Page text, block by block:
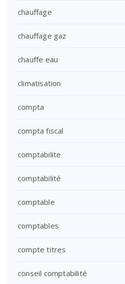
chauffage
chauffage gaz
chauffe eau
climatisation
compta
compta fiscal
comptabilite
comptabilité
comptable
comptables
compte titres
conseil comptabilité